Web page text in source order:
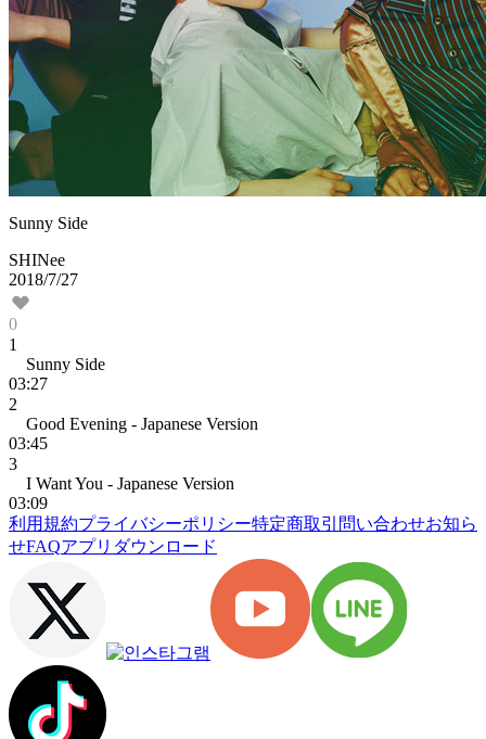
Sunny Side
SHINee
2018/7/27
0
1
Sunny Side
03:27
2
Good Evening - Japanese Version
03:45
3
I Want You - Japanese Version
03:09
利用規約プライバシーポリシー特定商取引 問い合わせお知ら
せFAQアプリダウンロード